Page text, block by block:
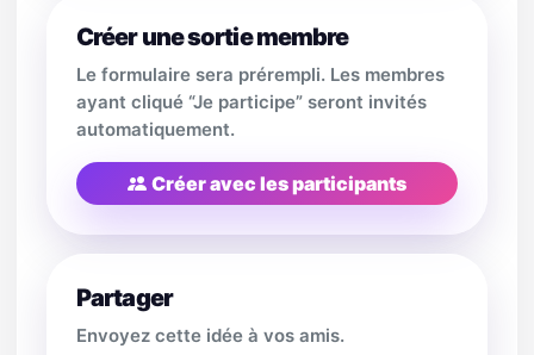
Créer une sortie membre
Le formulaire sera prérempli. Les membres
ayant cliqué “Je participe” seront invités
automatiquement.
Créer avec les participants
Partager
Envoyez cette idée à vos amis.